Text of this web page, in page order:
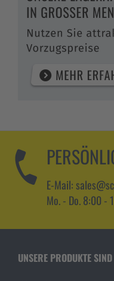
E-Mail:
Mo. - Do. 8:00 -
UNSERE PRODUKTE